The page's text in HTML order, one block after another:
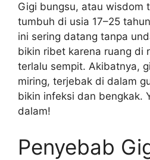
Gigi bungsu, atau wisdom
tumbuh di usia 17–25
ini sering datang tanpa
bikin ribet karena ruang di
terlalu sempit. Akibatnya,
miring, terjebak di dalam
bikin infeksi dan bengkak.
dalam!
Penyebab